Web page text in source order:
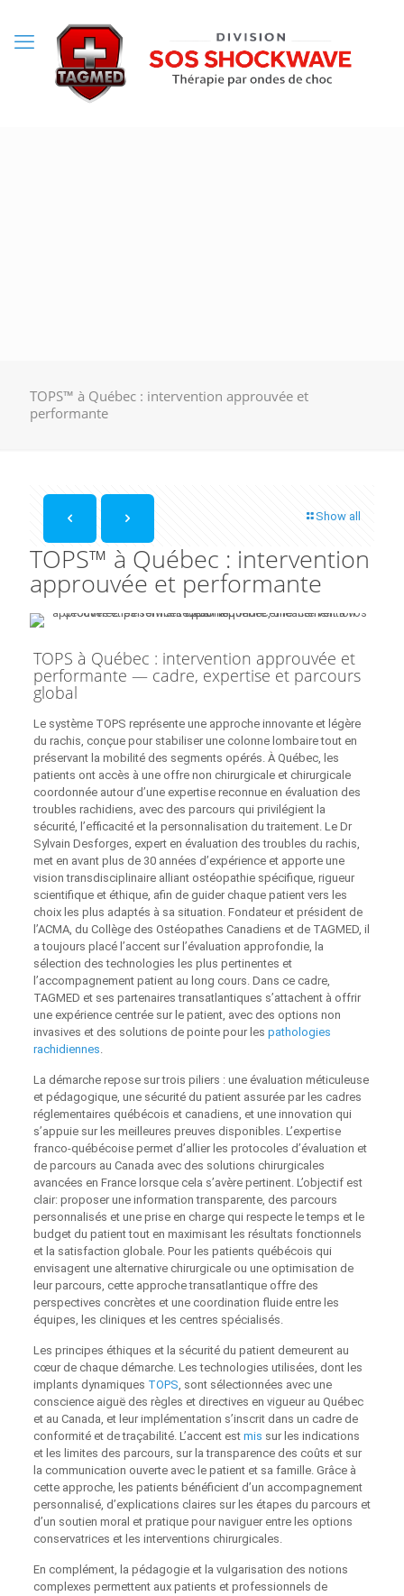
TOPS™ à Québec : intervention approuvée et
performante
Show all
TOPS™ à Québec : intervention
approuvée et performante
TOPS à Québec : intervention approuvée et
performante — cadre, expertise et parcours
global
Le système TOPS représente une approche innovante et légère
du rachis, conçue pour stabiliser une colonne lombaire tout en
préservant la mobilité des segments opérés. À Québec, les
patients ont accès à une offre non chirurgicale et chirurgicale
coordonnée autour d’une expertise reconnue en évaluation des
troubles rachidiens, avec des parcours qui privilégient la
sécurité, l’efficacité et la personnalisation du traitement. Le Dr
Sylvain Desforges, expert en évaluation des troubles du rachis,
met en avant plus de 30 années d’expérience et apporte une
vision transdisciplinaire alliant ostéopathie spécifique, rigueur
scientifique et éthique, afin de guider chaque patient vers les
choix les plus adaptés à sa situation. Fondateur et président de
l’ACMA, du Collège des Ostéopathes Canadiens et de TAGMED, il
a toujours placé l’accent sur l’évaluation approfondie, la
sélection des technologies les plus pertinentes et
l’accompagnement patient au long cours. Dans ce cadre,
TAGMED et ses partenaires transatlantiques s’attachent à offrir
une expérience centrée sur le patient, avec des options non
invasives et des solutions de pointe pour les pathologies
rachidiennes.
La démarche repose sur trois piliers : une évaluation méticuleuse
et pédagogique, une sécurité du patient assurée par les cadres
réglementaires québécois et canadiens, et une innovation qui
s’appuie sur les meilleures preuves disponibles. L’expertise
franco-québécoise permet d’allier les protocoles d’évaluation et
de parcours au Canada avec des solutions chirurgicales
avancées en France lorsque cela s’avère pertinent. L’objectif est
clair: proposer une information transparente, des parcours
personnalisés et une prise en charge qui respecte le temps et le
budget du patient tout en maximisant les résultats fonctionnels
et la satisfaction globale. Pour les patients québécois qui
envisagent une alternative chirurgicale ou une optimisation de
leur parcours, cette approche transatlantique offre des
perspectives concrètes et une coordination fluide entre les
équipes, les cliniques et les centres spécialisés.
Les principes éthiques et la sécurité du patient demeurent au
cœur de chaque démarche. Les technologies utilisées, dont les
implants dynamiques TOPS, sont sélectionnées avec une
conscience aiguë des règles et directives en vigueur au Québec
et au Canada, et leur implémentation s’inscrit dans un cadre de
conformité et de traçabilité. L’accent est mis sur les indications
et les limites des parcours, sur la transparence des coûts et sur
la communication ouverte avec le patient et sa famille. Grâce à
cette approche, les patients bénéficient d’un accompagnement
personnalisé, d’explications claires sur les étapes du parcours et
d’un soutien moral et pratique pour naviguer entre les options
conservatrices et les interventions chirurgicales.
En complément, la pédagogie et la vulgarisation des notions
complexes permettent aux patients et professionnels de